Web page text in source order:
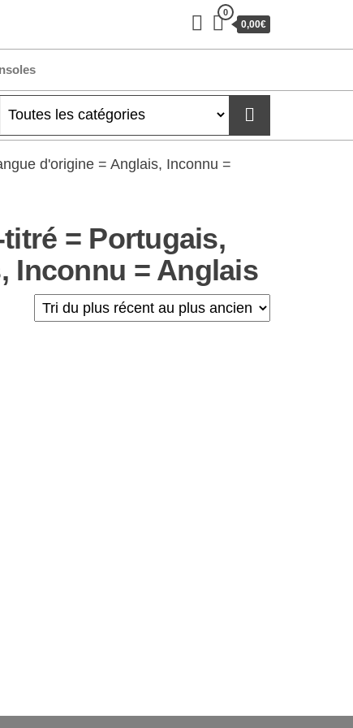
0
0,00€
d'origine = Anglais, Inconnu =
= Portugais,
Inconnu = Anglais